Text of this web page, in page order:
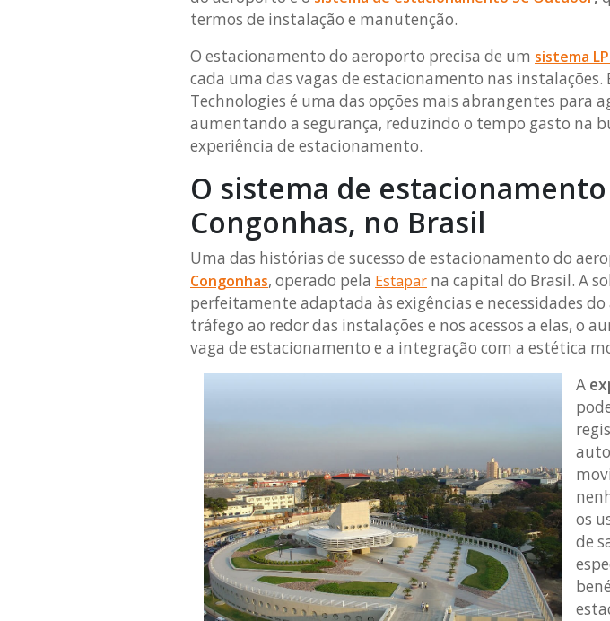
termos de instalação e manutenção.
O estacionamento do aeroporto precisa de um sistema
cada uma das vagas de estacionamento nas
Technologies é uma das opções mais abrangentes para
aumentando a segurança, reduzindo o tempo gasto na
experiência de estacionamento.
O sistema de
Congonhas, no Brasil
Uma das histórias de sucesso de estacionamento do
Congonhas, operado pela Estapar na capital do Brasil. A
perfeitamente adaptada às exigências e necessidades
tráfego ao redor das instalações e nos acessos a elas, o
vaga de estacionamento e a integração com a estética
A
os
de